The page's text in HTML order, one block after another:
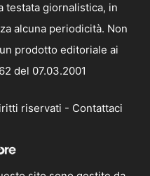
testata giornalistica, in
alcuna periodicità. Non
prodotto editoriale ai
del 07.03.2001
riservati - Contattaci